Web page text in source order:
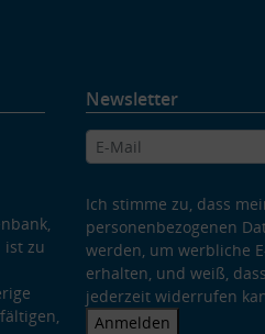
ist zu
Newsletter
Ich stimme zu, dass
personenbezogenen
werden, um werbliche
erhalten, und weiß,
jederzeit widerrufen
Anmelden